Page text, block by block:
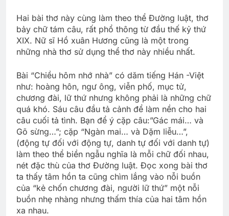
Hai bài thơ này cùng làm theo thể Ðường luật, thơ
bảy chữ tám câu, rất phổ thông từ đầu thế kỷ thứ
XIX. Nữ sĩ Hồ xuân Hương cũng là một trong
những nhà thơ sử dụng thể thơ này nhiều nhất.
Bài “Chiều hôm nhớ nhà” có dăm tiếng Hán -Việt
như: hoàng hôn, ngư ông, viễn phố, mục tử,
chương đài, lữ thứ nhưng không phải là những chữ
quá khó. Sáu câu đầu tả cảnh để làm nền cho hai
câu cuối tả tình. Bạn để ý cặp câu:”Gác mái… và
Gõ sừng…”; cặp “Ngàn mai… và Dặm liễu…”,
(động tự đối với động tự, danh tự đối với danh tự)
làm theo thể biền ngẫu nghĩa là mỗi chữ đối nhau,
nét đặc thù của thơ Ðường luật. Ðọc xong bài thơ
ta thấy tâm hồn ta cũng chìm lắng vào nỗi buồn
của “kẻ chốn chương đài, người lữ thứ” một nỗi
buồn nhẹ nhàng nhưng thấm thía của hai tâm hồn
xa nhau.